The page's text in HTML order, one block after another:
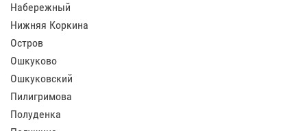
Набережный
Нижняя Коркина
Остров
Ошкуково
Ошкуковский
Пилигримова
Полуденка